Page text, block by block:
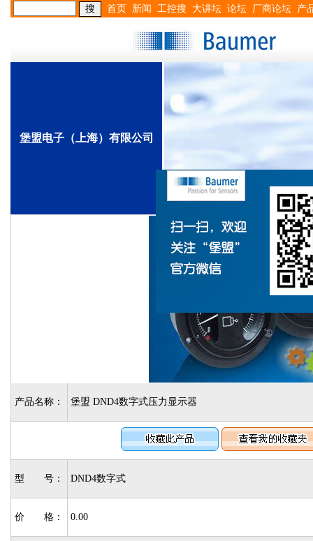
首页 新闻 工控搜 大讲坛 论坛 厂商论坛 产
堡盟电子（上海）有限公司
首页 公司介绍
产品名称： 堡盟 DND4数字式压力显示器
型 号： DND4数字式
价 格： 0.00